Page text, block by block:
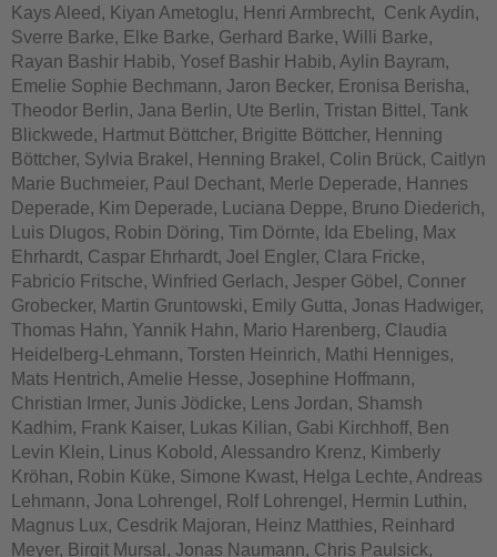
Kays Aleed, Kiyan Ametoglu, Henri Armbrecht, Cenk Aydin,
Sverre Barke, Elke Barke, Gerhard Barke, Willi Barke,
Rayan Bashir Habib, Yosef Bashir Habib, Aylin Bayram,
Emelie Sophie Bechmann, Jaron Becker, Eronisa Berisha,
Theodor Berlin, Jana Berlin, Ute Berlin, Tristan Bittel, Tank
Blickwede, Hartmut Böttcher, Brigitte Böttcher, Henning
Böttcher, Sylvia Brakel, Henning Brakel, Colin Brück, Caitlyn
Marie Buchmeier, Paul Dechant, Merle Deperade, Hannes
Deperade, Kim Deperade, Luciana Deppe, Bruno Diederich,
Luis Dlugos, Robin Döring, Tim Dörnte, Ida Ebeling, Max
Ehrhardt, Caspar Ehrhardt, Joel Engler, Clara Fricke,
Fabricio Fritsche, Winfried Gerlach, Jesper Göbel, Conner
Grobecker, Martin Gruntowski, Emily Gutta, Jonas Hadwiger,
Thomas Hahn, Yannik Hahn, Mario Harenberg, Claudia
Heidelberg-Lehmann, Torsten Heinrich, Mathi Henniges,
Mats Hentrich, Amelie Hesse, Josephine Hoffmann,
Christian Irmer, Junis Jödicke, Lens Jordan, Shamsh
Kadhim, Frank Kaiser, Lukas Kilian, Gabi Kirchhoff, Ben
Levin Klein, Linus Kobold, Alessandro Krenz, Kimberly
Kröhan, Robin Küke, Simone Kwast, Helga Lechte, Andreas
Lehmann, Jona Lohrengel, Rolf Lohrengel, Hermin Luthin,
Magnus Lux, Cesdrik Majoran, Heinz Matthies, Reinhard
Meyer, Birgit Mursal, Jonas Naumann, Chris Paulsick,